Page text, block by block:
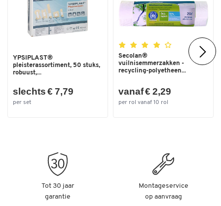
YPSIPLAST®
pleisterassortiment, 50 stuks,
robuust,...
slechts € 7,79
per set
Secolan®
vuilnisemmerzakken -
recycling-polyetheen...
vanaf € 2,29
per rol vanaf 10 rol
Tot 30 jaar
garantie
Montageservice
op aanvraag